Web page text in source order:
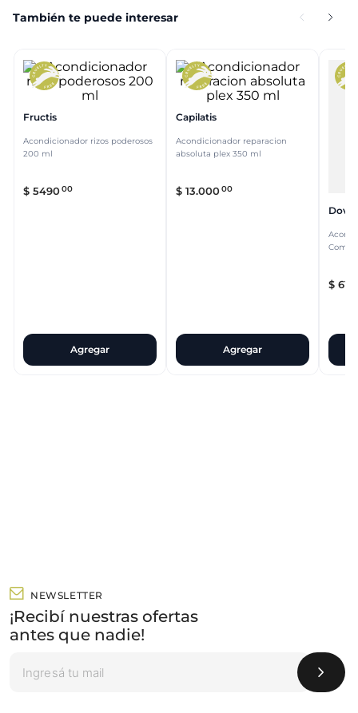
También te puede interesar
Fructis
Acondicionador rizos poderosos
200 ml
$ 549000
Agregar
Capilatis
Acondicionador reparacion
absoluta plex 350 ml
$ 13.00000
Agregar
Dove
$
NEWSLETTER
¡Recibí nuestras ofertas
antes que nadie!